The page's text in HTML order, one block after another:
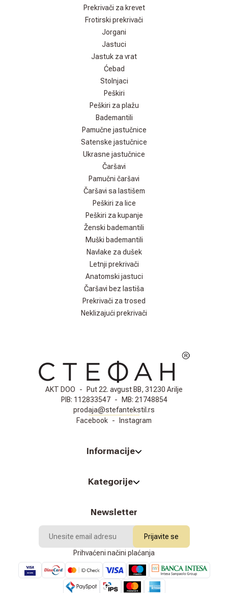
Prekrivači za krevet
Frotirski prekrivači
Jorgani
Jastuci
Jastuk za vrat
Ćebad
Stolnjaci
Peškiri
Peškiri za plažu
Bademantili
Pamučne jastučnice
Satenske jastučnice
Ukrasne jastučnice
Čaršavi
Pamučni čaršavi
Čaršavi sa lastišem
Peškiri za lice
Peškiri za kupanje
Ženski bademantili
Muški bademantili
Navlake za dušek
Letnji prekrivači
Anatomski jastuci
Čaršavi bez lastiša
Prekrivači za trosed
Neklizajući prekrivači
AKT DOO - Put 22. avgust BB, 31230 Arilje
PIB: 112833547 - MB: 21748854
prodaja@stefantekstil.rs
Facebook - Instagram
Informacije
Kategorije
Newsletter
Prijavite se
Prihvaćeni načini plaćanja